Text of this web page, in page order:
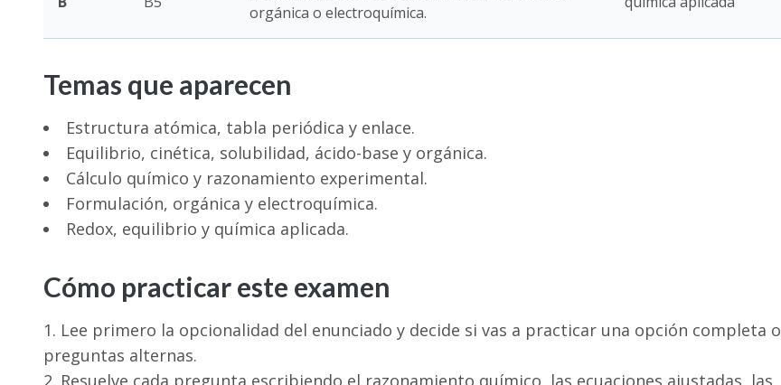
orgánica o electroquímica.
Temas que aparecen
Estructura atómica, tabla periódica y enlace.
Equilibrio, cinética, solubilidad, ácido-base y orgánica.
Cálculo químico y razonamiento experimental.
Formulación, orgánica y electroquímica.
Redox, equilibrio y química aplicada.
Cómo practicar este examen
Lee primero la opcionalidad del enunciado y decide si vas a practicar una opción completa o
preguntas alternas.
Resuelve cada pregunta escribiendo el razonamiento químico, las ecuaciones ajustadas, las